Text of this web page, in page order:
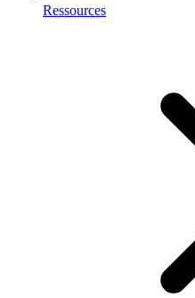
Ressources